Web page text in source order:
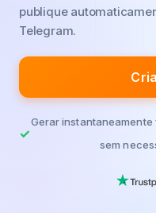
publique
Telegram.
Gerar instantaneamente
sem